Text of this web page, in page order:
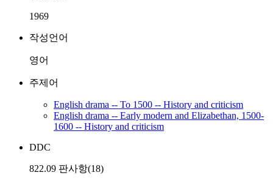
1969
작성언어
영어
주제어
English drama -- To 1500 -- History and criticism
English drama -- Early modern and Elizabethan, 1500-
1600 -- History and criticism
DDC
822.09 판사항(18)